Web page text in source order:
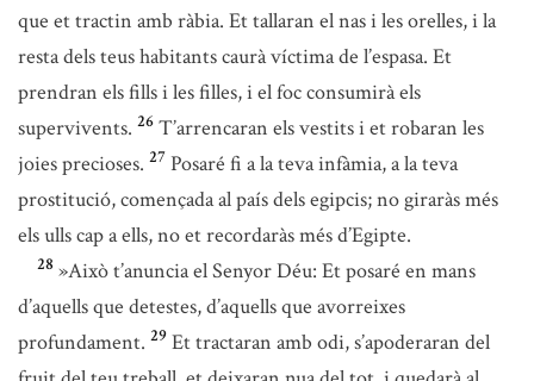
que et tractin amb ràbia. Et tallaran el nas i les orelles, i la
resta dels teus habitants caurà víctima de l’espasa. Et
prendran els fills i les filles, i el foc consumirà els
supervivents. 26 T’arrencaran els vestits i et robaran les
joies precioses. 27 Posaré fi a la teva infàmia, a la teva
prostitució, començada al país dels egipcis; no giraràs més
els ulls cap a ells, no et recordaràs més d’Egipte.
28 »Això t’anuncia el Senyor Déu: Et posaré en mans
d’aquells que detestes, d’aquells que avorreixes
profundament. 29 Et tractaran amb odi, s’apoderaran del